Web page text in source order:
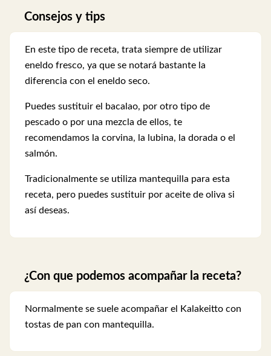
Consejos y tips
En este tipo de receta, trata siempre de utilizar
eneldo fresco, ya que se notará bastante la
diferencia con el eneldo seco.
Puedes sustituir el bacalao, por otro tipo de
pescado o por una mezcla de ellos, te
recomendamos la corvina, la lubina, la dorada o el
salmón.
Tradicionalmente se utiliza mantequilla para esta
receta, pero puedes sustituir por aceite de oliva si
así deseas.
¿Con que podemos acompañar la receta?
Normalmente se suele acompañar el Kalakeitto con
tostas de pan con mantequilla.